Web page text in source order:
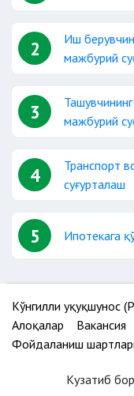
2
Иш
мажбурий
3
мажбурий
4
Транспорт
суғурталаш
5 Ипотекага
Кўнгилли ҳуқуқшунос
Алоқалар
Вакансия
Фойдаланиш
Кузатиб